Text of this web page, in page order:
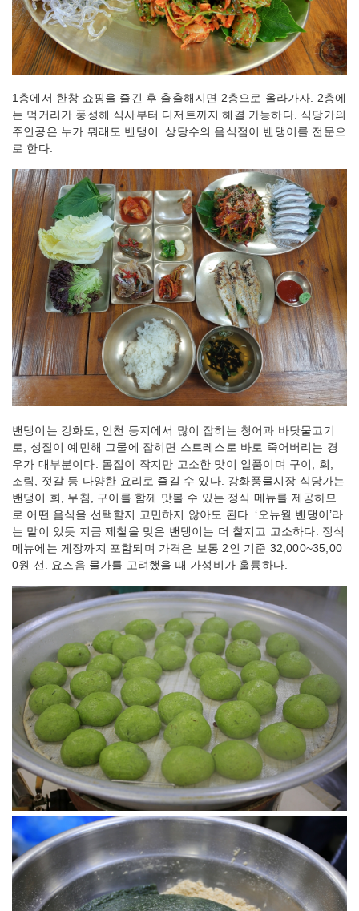
1층에서 한창 쇼핑을 즐긴 후 출출해지면 2층으로 올라가자. 2층에
는 먹거리가 풍성해 식사부터 디저트까지 해결 가능하다. 식당가의
주인공은 누가 뭐래도 밴댕이. 상당수의 음식점이 밴댕이를 전문으
로 한다.
밴댕이는 강화도, 인천 등지에서 많이 잡히는 청어과 바닷물고기
로, 성질이 예민해 그물에 잡히면 스트레스로 바로 죽어버리는 경
우가 대부분이다. 몸집이 작지만 고소한 맛이 일품이며 구이, 회,
조림, 젓갈 등 다양한 요리로 즐길 수 있다. 강화풍물시장 식당가는
밴댕이 회, 무침, 구이를 함께 맛볼 수 있는 정식 메뉴를 제공하므
로 어떤 음식을 선택할지 고민하지 않아도 된다. ‘오뉴월 밴댕이’라
는 말이 있듯 지금 제철을 맞은 밴댕이는 더 찰지고 고소하다. 정식
메뉴에는 게장까지 포함되며 가격은 보통 2인 기준 32,000~35,00
0원 선. 요즈음 물가를 고려했을 때 가성비가 훌륭하다.